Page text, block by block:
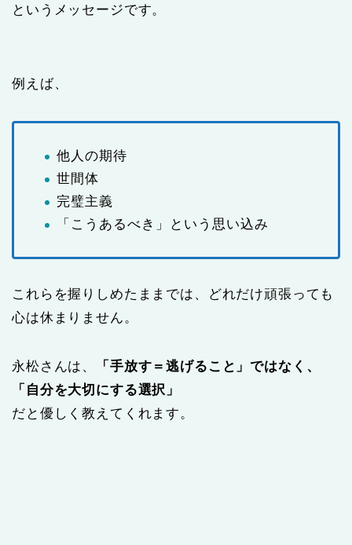
というメッセージです。
例えば、
他人の期待
世間体
完璧主義
「こうあるべき」という思い込み
これらを握りしめたままでは、どれだけ頑張っても
心は休まりません。
永松さんは、
「手放す＝逃げること」ではなく、
「自分を大切にする選択」
だと優しく教えてくれます。